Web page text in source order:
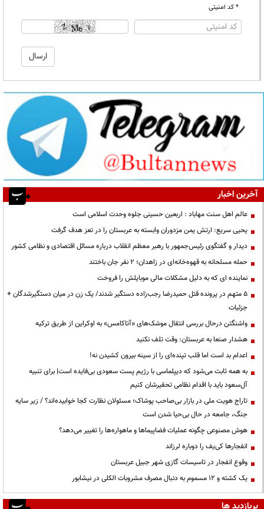
* کد امنیتی
آخرین اخبار
عالم اهل سنت مهاباد : اربعین حسینی جلوه وحدت اسلامی است
یحیی سریع: ارتش یمن مزدوران وابسته به عربستان را در تعز هدف گرفت
دیدار و گفتگوی رئیس‌جمهور با رهبر معظم انقلاب درباره مسائل اقتصادی و نظامی کشور
حمله مسلحانه به قهوه‌خانه‌ای در زاهدان؛ ۲ نفر جان باختند
نماینده ای که به دلیل مشکلات مالی موبایلش را فروخت
۵ متهم در پرونده قتل حمیدرضا رجب‌زاده دستگیر شدند/ یک زن در میان دستگیرشدگان +
جزئیات
واشنگتن درحال بررسی انتقال موشک‌های «آتاکامس» به اوکراین از طریق ترکیه
هشدار صنعا به عربستان: وقت تلف نکنید
اعدام بد است اما قلب تپنده‌ای را از سینه بیرون کشیدن نه!
به همه ثابت می‌شود که دیپلماسی با رژیم پست سعودی بی‌فایده است| برای تنبیه
آل‌سعود باید با اقدام نظامی تحقیرشان کنیم
تاراج هویت ملی در بازار بی‌صاحب پوشاک؛ مسئولان نظارت کجا خوابیده‌اند؟ / زیر سایه
جنگ، جامعه در حال بی‌حیا شدن است
هوش مصنوعی چگونه عملیات فضاپیماها و ماهواره‌ها را تغییر می‌دهد؟
انفجارها کی‌یف را دوباره لرزاند
وقوع انفجار در تاسیسات گازی شهر جبیل عربستان
یک کشته و ۱۲ مسموم به دنبال مصرف مشروبات الکلی در نیشابور
پربازدید ها